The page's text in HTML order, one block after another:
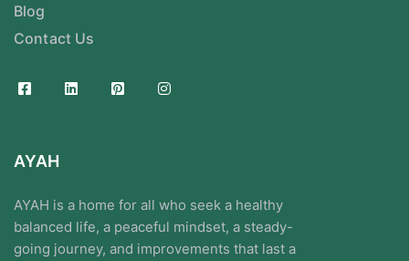
Blog
Contact Us
AYAH
AYAH is a home for all who seek a healthy
balanced life, a peaceful mindset, a steady-
going journey, and improvements that last a